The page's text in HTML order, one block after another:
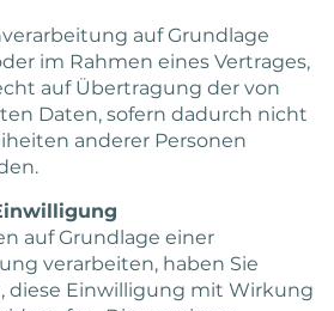
auf Grundlage
im Rahmen eines Vertrages,
auf Übertragung der von
Daten, sofern dadurch nicht
anderer Personen
auf Grundlage einer
verarbeiten, haben Sie
diese Einwilligung mit Wirkung